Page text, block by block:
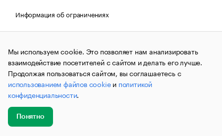
Информация об ограничениях
Правовая информация
О соблюдении авторских прав
© АО «РОСБИЗНЕСКОНСАЛТИНГ»,1995–2026.Сообщения
и материалы информационного агентства «РБК»
(зарегистрировано Федеральной службой по надзору в сфере
связи, информационных технологий и массовых
коммуникаций (Роскомнадзор) 09.12.2015 за номером ИА
№ФС77-63848) сопровождаются пометкой «РБК». Отдельные
публикации могут содержать информацию,
не предназначенную для пользователей
до 18 лет.
Мы используем cookie. Это позволяет нам анализировать
взаимодействие посетителей с сайтом и делать его лучше.
Продолжая пользоваться сайтом, вы соглашаетесь с
использованием файлов cookieи политикой
конфиденциальности.
Понятно